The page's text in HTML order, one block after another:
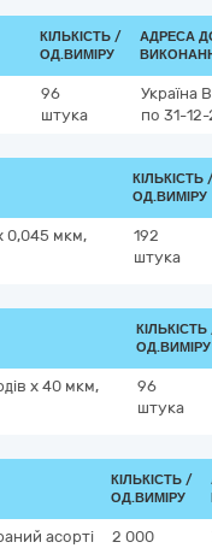
КІЛЬКІСТЬ /
ОД.ВИМІРУ
АДРЕСА
96
штука
Україна
по 31-
КІЛЬКІСТЬ
ОД.ВИМІРУ
0,045 мкм,
192
штука
КІЛЬКІСТЬ
ОД.ВИМІРУ
х 40 мкм,
96
штука
КІЛЬКІСТЬ /
ОД.ВИМІРУ
асорті
2 000